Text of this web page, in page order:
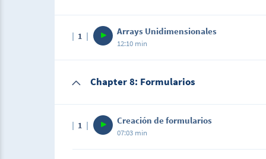
1 Arrays Unidimensionales
12:10 min
Chapter 8: Formularios
1 Creación de formularios
07:03 min